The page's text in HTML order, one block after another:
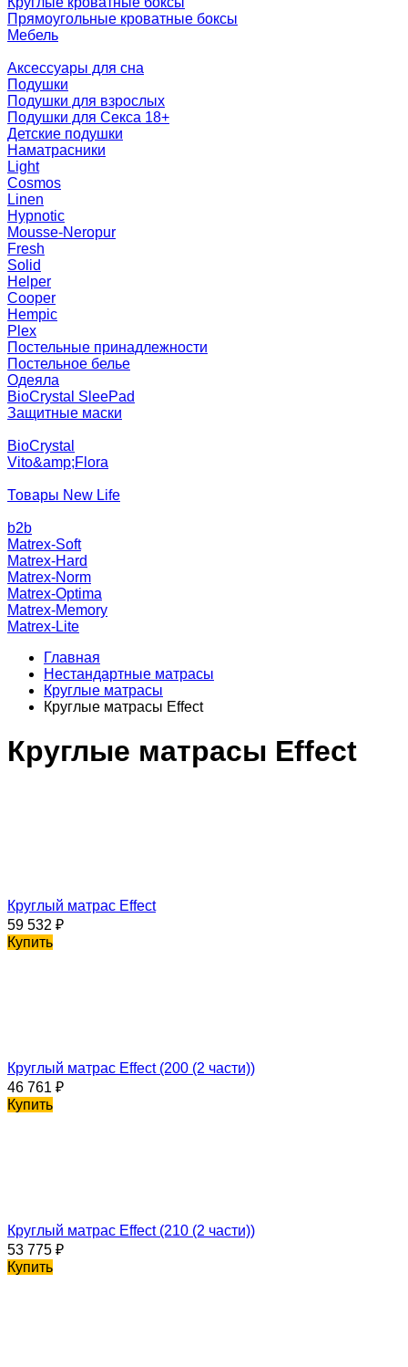
Прямоугольные кроватные боксы
Мебель
Аксессуары для сна
Подушки
Подушки для взрослых
Подушки для Секса 18+
Детские подушки
Наматрасники
Light
Cosmos
Linen
Hypnotic
Mousse-Neropur
Fresh
Solid
Helper
Cooper
Hempic
Plex
Постельные принадлежности
Постельное белье
Одеяла
BioCrystal SleePad
Защитные маски
BioCrystal
Vito&amp;Flora
Товары New Life
b2b
Matrex-Soft
Matrex-Hard
Matrex-Norm
Matrex-Optima
Matrex-Memory
Matrex-Lite
Главная
Нестандартные матрасы
Круглые матрасы
Круглые матрасы Effect
Круглые матрасы Effect
Круглый матрас Effect
59 532 ₽
Купить
Круглый матрас Effect (200 (2 части))
46 761 ₽
Купить
Круглый матрас Effect (210 (2 части))
53 775 ₽
Купить